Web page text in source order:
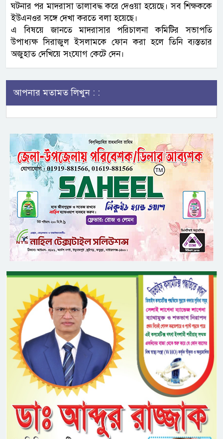
ঘটনার পর মাদরাসা তালাবদ্ধ করে দেওয়া হয়েছে। সব শিক্ষককে
ইউএনওর সঙ্গে দেখা করতে বলা হয়েছে।
এ বিষয়ে জানতে মাদরাসার পরিচালনা কমিটির সভাপতি
উপাধ্যক্ষ সিরাজুল ইসলামকে ফোন করা হলে তিনি ব্যস্ততার
অজুহাত দেখিয়ে সংযোগ কেটে দেন।
আপনার মতামত লিখুন : :